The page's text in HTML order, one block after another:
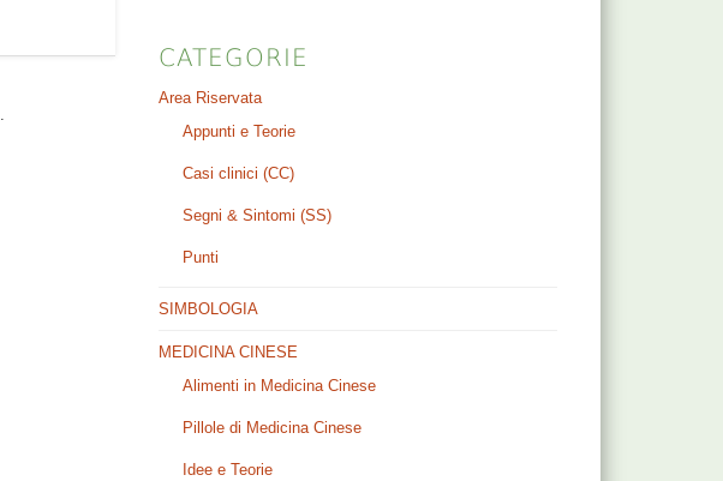
CATEGORIE
Area Riservata
Appunti e Teorie
Casi clinici (CC)
Segni & Sintomi (SS)
Punti
SIMBOLOGIA
MEDICINA CINESE
Alimenti in Medicina Cinese
Pillole di Medicina Cinese
Idee e Teorie